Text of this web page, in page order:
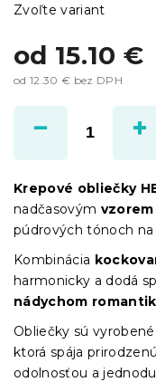
od 15.10 €
od 12.30 € bez DPH
cena:
Zvoľte variant
Krepové obliečky
nadčasovým
púdrových tónoch
Kombinácia
harmonicky a dodá
nádychom
Obliečky sú vyrobené
ktorá spája
odolnosťou a